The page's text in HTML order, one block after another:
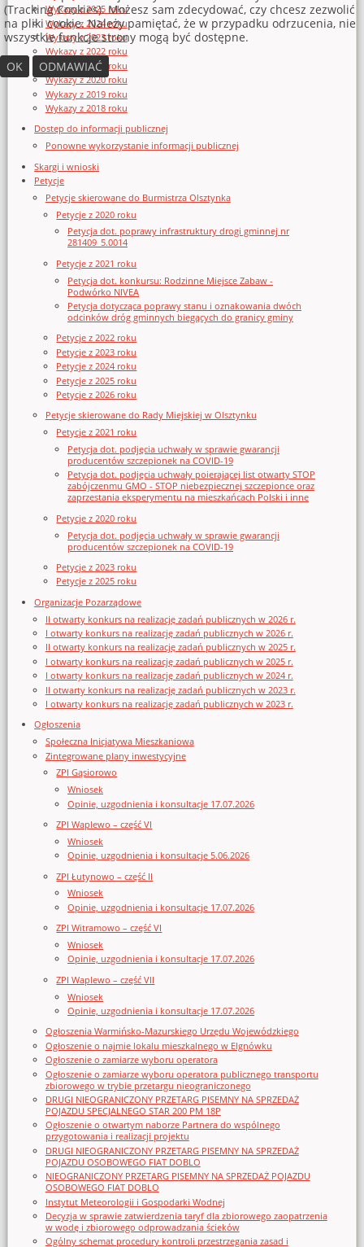
Wykazy z 2025 roku
Wykazy z 2024 roku
Wykazy z 2023 roku
Wykazy z 2022 roku
Wykazy z 2021 roku
Wykazy z 2020 roku
Wykazy z 2019 roku
Wykazy z 2018 roku
Dostęp do informacji publicznej
Ponowne wykorzystanie informacji publicznej
Skargi i wnioski
Petycje
Petycje skierowane do Burmistrza Olsztynka
Petycje z 2020 roku
Petycja dot. poprawy infrastruktury drogi gminnej nr
281409_5.0014
Petycje z 2021 roku
Petycja dot. konkursu: Rodzinne Miejsce Zabaw -
Podwórko NIVEA
Petycja dotycząca poprawy stanu i oznakowania dwóch
odcinków dróg gminnych biegących do granicy gminy
Petycje z 2022 roku
Petycje z 2023 roku
Petycje z 2024 roku
Petycje z 2025 roku
Petycje z 2026 roku
Petycje skierowane do Rady Miejskiej w Olsztynku
Petycje z 2021 roku
Petycja dot. podjęcia uchwały w sprawie gwarancji
producentów szczepionek na COVID-19
Petycja dot. podjęcia uchwały poierającej list otwarty STOP
zabójczenmu GMO - STOP niebezpiecznej szczepionce oraz
zaprzestania eksperymentu na mieszkańcach Polski i inne
Petycje z 2020 roku
Petycja dot. podjęcia uchwały w sprawie gwarancji
producentów szczepionek na COVID-19
Petycje z 2023 roku
Petycje z 2025 roku
Organizacje Pozarządowe
II otwarty konkurs na realizację zadań publicznych w 2026 r.
I otwarty konkurs na realizację zadań publicznych w 2026 r.
II otwarty konkurs na realizację zadań publicznych w 2025 r.
I otwarty konkurs na realizację zadań publicznych w 2025 r.
I otwarty konkurs na realizację zadań publicznych w 2024 r.
II otwarty konkurs na realizację zadań publicznych w 2023 r.
I otwarty konkurs na realizację zadań publicznych w 2023 r.
Ogłoszenia
Społeczna Inicjatywa Mieszkaniowa
Zintegrowane plany inwestycyjne
ZPI Gąsiorowo
Wniosek
Opinie, uzgodnienia i konsultacje 17.07.2026
ZPI Waplewo – część VI
Wniosek
Opinie, uzgodnienia i konsultacje 5.06.2026
ZPI Łutynowo – część II
Wniosek
Opinie, uzgodnienia i konsultacje 17.07.2026
ZPI Witramowo – część VI
Wniosek
Opinie, uzgodnienia i konsultacje 17.07.2026
ZPI Waplewo – część VII
Wniosek
Opinie, uzgodnienia i konsultacje 17.07.2026
Ogłoszenia Warmińsko-Mazurskiego Urzędu Wojewódzkiego
Ogłoszenie o najmie lokalu mieszkalnego w Elgnówku
Ogłoszenie o zamiarze wyboru operatora
Ogłoszenie o zamiarze wyboru operatora publicznego transportu
zbiorowego w trybie przetargu nieograniczonego
DRUGI NIEOGRANICZONY PRZETARG PISEMNY NA SPRZEDAŻ
POJAZDU SPECJALNEGO STAR 200 PM 18P
Ogłoszenie o otwartym naborze Partnera do wspólnego
przygotowania i realizacji projektu
DRUGI NIEOGRANICZONY PRZETARG PISEMNY NA SPRZEDAŻ
POJAZDU OSOBOWEGO FIAT DOBLO
NIEOGRANICZONY PRZETARG PISEMNY NA SPRZEDAŻ POJAZDU
OSOBOWEGO FIAT DOBLO
Instytut Meteorologii i Gospodarki Wodnej
Decyzja w sprawie zatwierdzenia taryf dla zbiorowego zaopatrzenia
w wodę i zbiorowego odprowadzania ścieków
Ogólny schemat procedury kontroli przestrzegania zasad i
(Tracking Cookies). Możesz sam zdecydować, czy chcesz zezwolić
na pliki cookie. Należy pamiętać, że w przypadku odrzucenia, nie
wszystkie funkcje strony mogą być dostępne.
OK
ODMAWIAĆ